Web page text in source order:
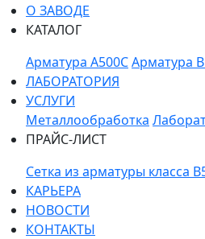
О ЗАВОДЕ
КАТАЛОГ
Арматура A500CАрматура
ЛАБОРАТОРИЯ
УСЛУГИ
Металлообработка
ПРАЙС-ЛИСТ
Сетка из арматуры класса
КАРЬЕРА
НОВОСТИ
КОНТАКТЫ